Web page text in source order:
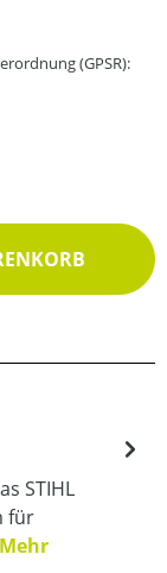
(GPSR):
STIHL
für
Mehr